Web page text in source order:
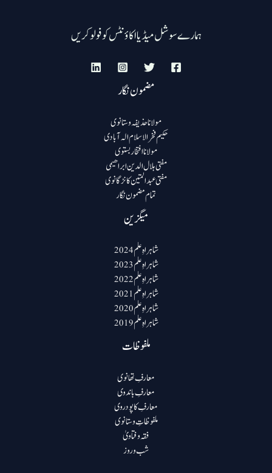
ہمارے سوشل میڈیا اکاؤنٹس کو فولو کریں
مضمون نگار
مولانا حذیفہ وستانوی
حکیم فخرالاسلام الہ آبادی
مولانا افتخار بستوی
مفتی ہلال الدین ابراھیمی
مفتی عبد المتین کانڑگانوی
تمام مضمون نگار
میگزین
شاہراہِ علم 2024
شاہراہِ علم 2023
شاہراہِ علم 2022
شاہراہِ علم 2021
شاہراہِ علم 2020
شاہراہِ علم 2019
ملفوظات
معارفِ تھانوی
معارفِ باندوی
معارفِ کاپودروی
ملفوظاتِ وستانوی
فقہ و فتاویٰ
شب و روز